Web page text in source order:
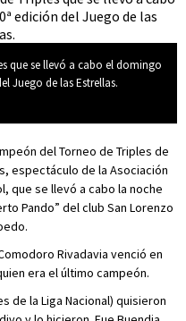
que se llevó a cabo el domingo
Juego de las Estrellas.
del Torneo de Triples de
espectáculo de la Asociación
que se llevó a cabo la noche
Pando” del club San Lorenzo
Rivadavia venció en
era el último campeón.
de la Liga Nacional) quisieron